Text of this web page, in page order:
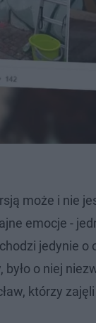
może i nie
emocje -
jedynie
o niej
którzy